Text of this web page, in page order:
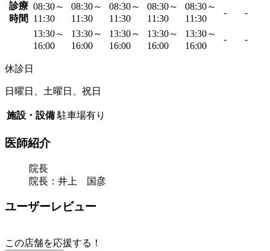
診療
時間
08:30～
11:30
08:30～
11:30
08:30～
11:30
08:30～
11:30
08:30～
11:30
- -
13:30～
16:00
13:30～
16:00
13:30～
16:00
13:30～
16:00
13:30～
16:00
- -
休診日
日曜日、土曜日、祝日
施設・設備 駐車場有り
医師紹介
院長
院長：井上 国彦
ユーザーレビュー
この店舗を応援する！